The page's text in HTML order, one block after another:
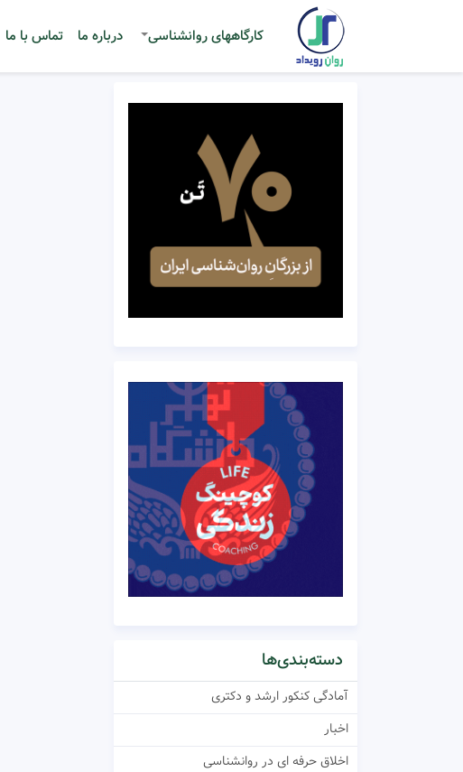
کارگاههای روانشناسی درباره ما تماس با ما
دسته‌بندی‌ها
آمادگی کنکور ارشد و دکتری
اخبار
اخلاق حرفه ای در روانشناسی